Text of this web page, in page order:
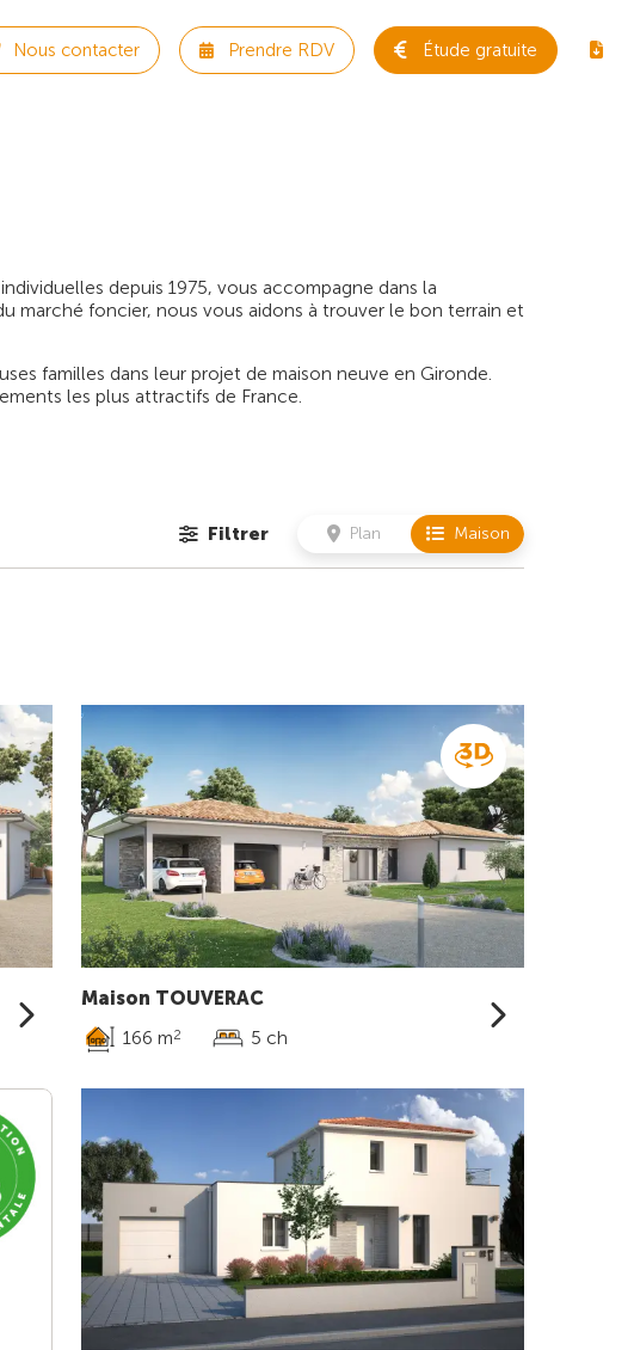
Nous contacter Prendre RDV Étude gratuite
depuis 1975, vous accompagne dans la
marché foncier, nous vous aidons à trouver le bon terrain et
familles dans leur projet de maison neuve en Gironde.
les plus attractifs de France.
Filtrer Plan Maison
Maison TOUVERAC
166 m2 5 ch